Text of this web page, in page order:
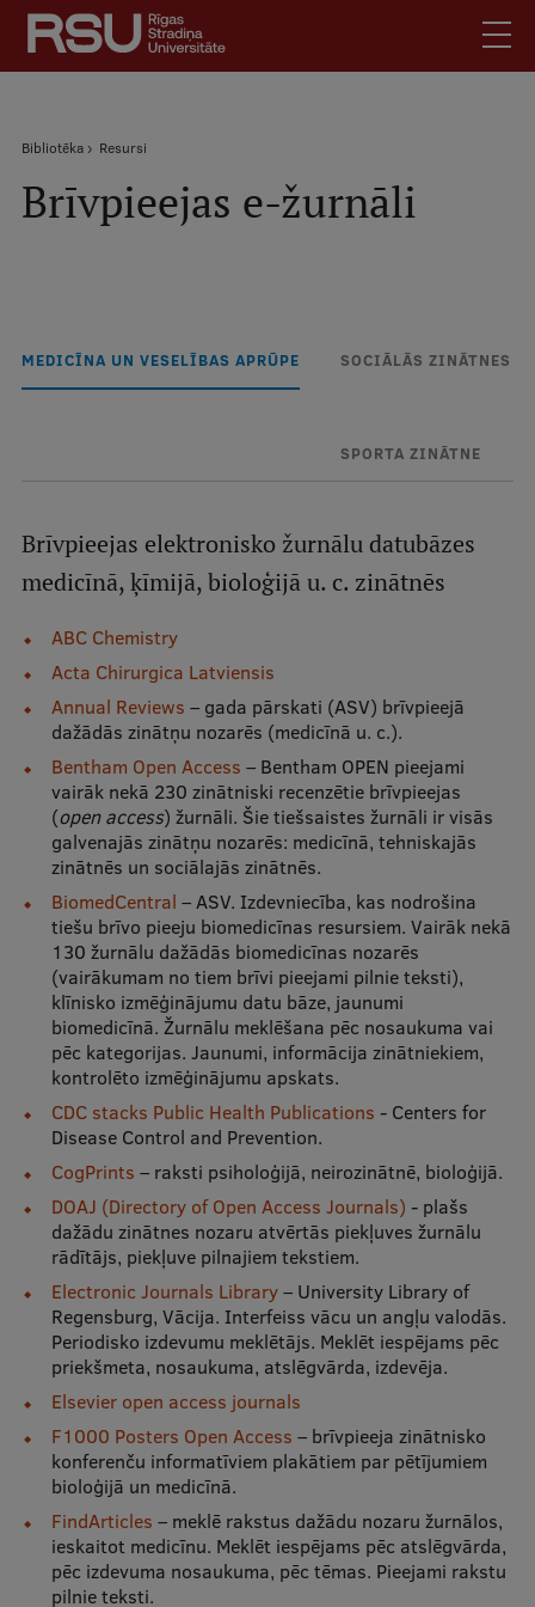
Pārlekt
galveno
saturu
Latviski
Meklēt Mobile
Skolēniem
Darba devējiem
Mobile
galvenā
izvēlne
Studiju iespējas
Pamatstudiju programmas
Maģistra studiju programmas
Doktorantūra
Rezidentūra
Praktiska informācija
Par RSU
Studentu dzīve
Studiju norises vietas
Fakultātes
Mūsu cilvēki
Stratēģija
Struktūra
Vēsture un tradīcijas
Identitāte
RSU fonds
Aula
Muzeji un ekspozīcijas
Atpakaļceļš
Bibliotēka Resursi
Brīvpieejas e-žurnāli
MEDICĪNA UN VESELĪBAS APRŪPE SOCIĀLĀS ZINĀTNES
SPORTA ZINĀTNE
Brīvpieejas elektronisko žurnālu datubāzes
medicīnā, ķīmijā, bioloģijā u. c. zinātnēs
ABC Chemistry
Acta Chirurgica Latviensis
Annual Reviews – gada pārskati (ASV) brīvpieejā
dažādās zinātņu nozarēs (medicīnā u. c.).
Bentham Open Access – Bentham OPEN pieejami
vairāk nekā 230 zinātniski recenzētie brīvpieejas
(open access) žurnāli. Šie tiešsaistes žurnāli ir visās
galvenajās zinātņu nozarēs: medicīnā, tehniskajās
zinātnēs un sociālajās zinātnēs.
BiomedCentral – ASV. Izdevniecība, kas nodrošina
tiešu brīvo pieeju biomedicīnas resursiem. Vairāk nekā
130 žurnālu dažādās biomedicīnas nozarēs
(vairākumam no tiem brīvi pieejami pilnie teksti),
klīnisko izmēģinājumu datu bāze, jaunumi
biomedicīnā. Žurnālu meklēšana pēc nosaukuma vai
pēc kategorijas. Jaunumi, informācija zinātniekiem,
kontrolēto izmēģinājumu apskats.
CDC stacks Public Health Publications - Centers for
Disease Control and Prevention.
CogPrints – raksti psiholoģijā, neirozinātnē, bioloģijā.
DOAJ (Directory of Open Access Journals) - plašs
dažādu zinātnes nozaru atvērtās piekļuves žurnālu
rādītājs, piekļuve pilnajiem tekstiem.
Electronic Journals Library– University Library of
Regensburg, Vācija. Interfeiss vācu un angļu valodās.
Periodisko izdevumu meklētājs. Meklēt iespējams pēc
priekšmeta, nosaukuma, atslēgvārda, izdevēja.
Elsevier open access journals
F1000 Posters Open Access – brīvpieeja zinātnisko
konferenču informatīviem plakātiem par pētījumiem
bioloģijā un medicīnā.
FindArticles – meklē rakstus dažādu nozaru žurnālos,
ieskaitot medicīnu. Meklēt iespējams pēc atslēgvārda,
pēc izdevuma nosaukuma, pēc tēmas. Pieejami rakstu
pilnie teksti.